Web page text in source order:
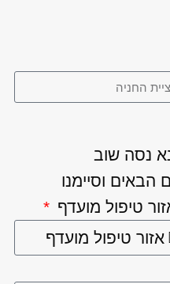
נסה שוב
וסיימנו
טיפול מועדף